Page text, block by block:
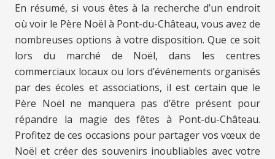
En résumé, si vous êtes à la recherche d’un endroit
où voir le Père Noël à Pont-du-Château, vous avez de
nombreuses options à votre disposition. Que ce soit
lors du marché de Noël, dans les centres
commerciaux locaux ou lors d’événements organisés
par des écoles et associations, il est certain que le
Père Noël ne manquera pas d’être présent pour
répandre la magie des fêtes à Pont-du-Château.
Profitez de ces occasions pour partager vos vœux de
Noël et créer des souvenirs inoubliables avec votre